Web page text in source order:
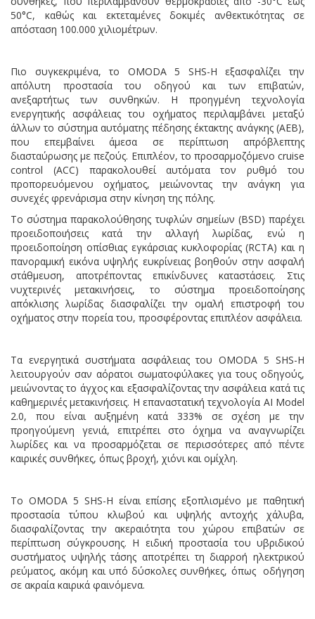
50°C, καθώς και εκτεταμένες δοκιμές ανθεκτικότητας σε
απόσταση 100.000 χιλιομέτρων.
Πιο συγκεκριμένα, το OMODA 5 SHS-H εξασφαλίζει την
απόλυτη προστασία του οδηγού και των επιβατών,
ανεξαρτήτως των συνθηκών. Η προηγμένη τεχνολογία
ενεργητικής ασφάλειας του οχήματος περιλαμβάνει μεταξύ
άλλων το σύστημα αυτόματης πέδησης έκτακτης ανάγκης (AEB),
που επεμβαίνει άμεσα σε περίπτωση απρόβλεπτης
διασταύρωσης με πεζούς. Επιπλέον, το προσαρμοζόμενο cruise
control (ACC) παρακολουθεί αυτόματα τον ρυθμό του
προπορευόμενου οχήματος, μειώνοντας την ανάγκη για
συνεχές φρενάρισμα στην κίνηση της πόλης.
Το σύστημα παρακολούθησης τυφλών σημείων (BSD) παρέχει
προειδοποιήσεις κατά την αλλαγή λωρίδας, ενώ η
προειδοποίηση οπίσθιας εγκάρσιας κυκλοφορίας (RCTA) και η
πανοραμική εικόνα υψηλής ευκρίνειας βοηθούν στην ασφαλή
στάθμευση, αποτρέποντας επικίνδυνες καταστάσεις. Στις
νυχτερινές μετακινήσεις, το σύστημα προειδοποίησης
απόκλισης λωρίδας διασφαλίζει την ομαλή επιστροφή του
οχήματος στην πορεία του, προσφέροντας επιπλέον ασφάλεια.
Τα ενεργητικά συστήματα ασφάλειας του OMODA 5 SHS-H
λειτουργούν σαν αόρατοι σωματοφύλακες για τους οδηγούς,
μειώνοντας το άγχος και εξασφαλίζοντας την ασφάλεια κατά τις
καθημερινές μετακινήσεις. Η επαναστατική τεχνολογία AI Model
2.0, που είναι αυξημένη κατά 333% σε σχέση με την
προηγούμενη γενιά, επιτρέπει στο όχημα να αναγνωρίζει
λωρίδες και να προσαρμόζεται σε περισσότερες από πέντε
καιρικές συνθήκες, όπως βροχή, χιόνι και ομίχλη.
Το OMODA 5 SHS-H είναι επίσης εξοπλισμένο με παθητική
προστασία τύπου κλωβού και υψηλής αντοχής χάλυβα,
διασφαλίζοντας την ακεραιότητα του χώρου επιβατών σε
περίπτωση σύγκρουσης. Η ειδική προστασία του υβριδικού
συστήματος υψηλής τάσης αποτρέπει τη διαρροή ηλεκτρικού
ρεύματος, ακόμη και υπό δύσκολες συνθήκες, όπως οδήγηση
σε ακραία καιρικά φαινόμενα.